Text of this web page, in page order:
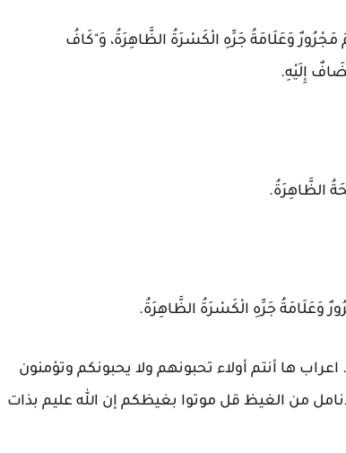
وَعَلَامَةُ جَرِّهِ الْكَسْرَةُ الظَّاهِرَةُ، وَ"كَافُ
إِلَيْهِ.
الظَّاهِرَةُ.
وَعَلَامَةُ جَرِّهِ الْكَسْرَةُ الظَّاهِرَةُ.
ها أنتم أولاء تحبونهم ولا يحبونكم وتؤمنون
من الغيظ قل موتوا بغيظكم إن الله عليم بذات